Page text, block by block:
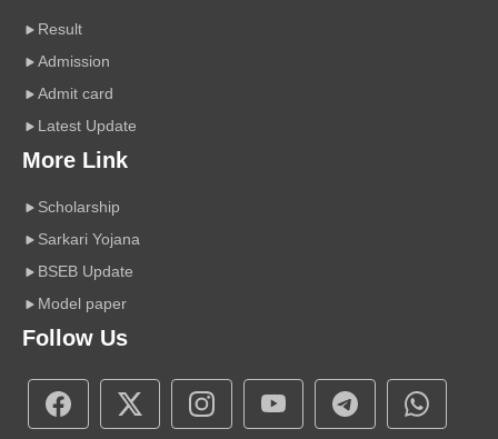
Result
Admission
Admit card
Latest Update
More Link
Scholarship
Sarkari Yojana
BSEB Update
Model paper
Follow Us